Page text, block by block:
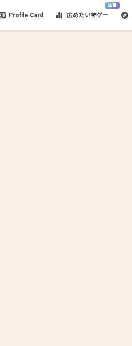
Profile Card
注目
広めたい神ゲー